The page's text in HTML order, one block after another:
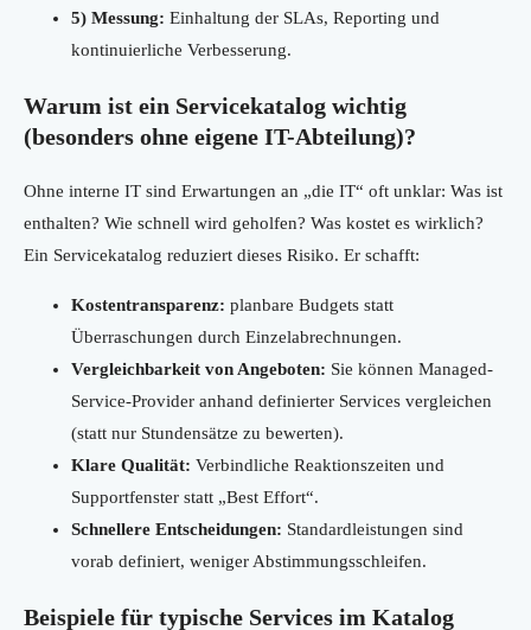
5) Messung: Einhaltung der SLAs, Reporting und
kontinuierliche Verbesserung.
Warum ist ein Servicekatalog wichtig
(besonders ohne eigene IT-Abteilung)?
Ohne interne IT sind Erwartungen an „die IT“ oft unklar: Was ist
enthalten? Wie schnell wird geholfen? Was kostet es wirklich?
Ein Servicekatalog reduziert dieses Risiko. Er schafft:
Kostentransparenz: planbare Budgets statt
Überraschungen durch Einzelabrechnungen.
Vergleichbarkeit von Angeboten: Sie können Managed-
Service-Provider anhand definierter Services vergleichen
(statt nur Stundensätze zu bewerten).
Klare Qualität: Verbindliche Reaktionszeiten und
Supportfenster statt „Best Effort“.
Schnellere Entscheidungen: Standardleistungen sind
vorab definiert, weniger Abstimmungsschleifen.
Beispiele für typische Services im Katalog